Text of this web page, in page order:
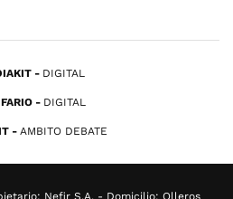
DIGITAL
DIGITAL
AMBITO DEBATE
Nefir S.A. - Domicilio: Olleros